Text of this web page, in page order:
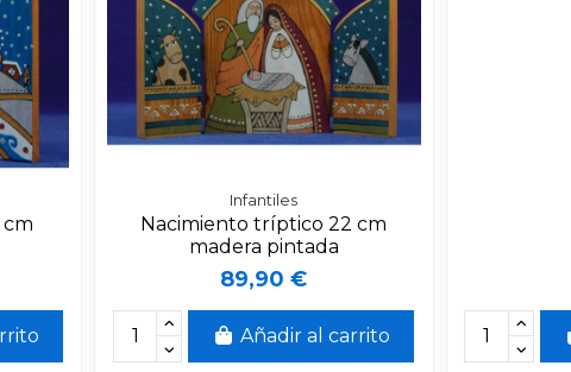
Infantiles
Nacimiento tríptico 22 cm
madera pintada
89,90 €
Añadir al carrito